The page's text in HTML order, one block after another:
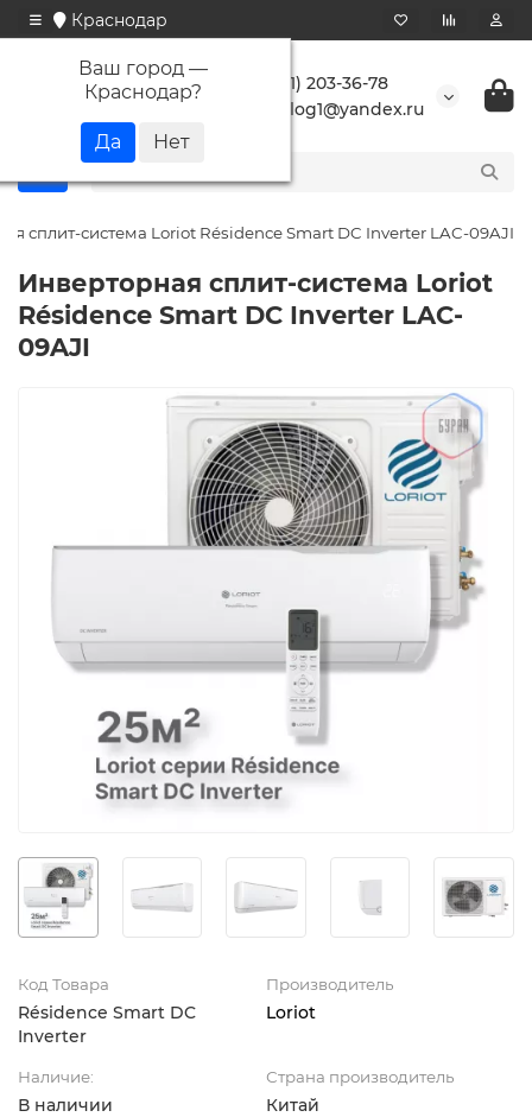
Краснодар
Ваш город —
Краснодар?
+7 (861) 203-36-78
buranlog1@yandex.ru
сплит-система Loriot Résidence Smart DC Inverter LAC-09AJI
Инверторная сплит-система Loriot
Résidence Smart DC Inverter LAC-
09AJI
Код Товара
Résidence Smart DC
Inverter
Производитель
Loriot
Наличие:
В наличии
Страна производитель
Китай